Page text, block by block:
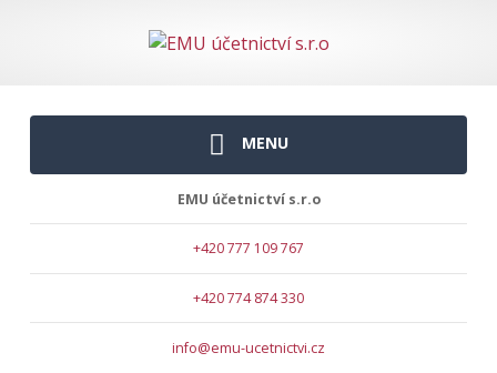
MENU
EMU účetnictví s.r.o
+420 777 109 767
+420 774 874 330
info@emu-ucetnictvi.cz